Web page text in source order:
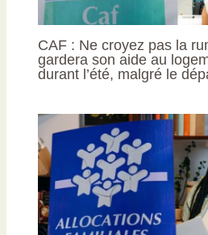
CAF : Ne croyez pas la
gardera son aide au
durant l’été, malgré le